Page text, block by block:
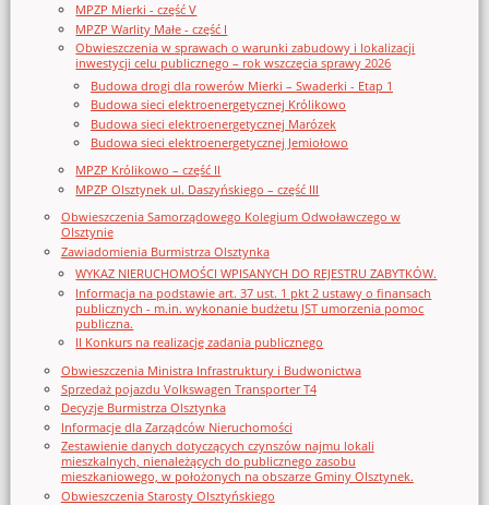
MPZP Mierki - część V
MPZP Warlity Małe - część I
Obwieszczenia w sprawach o warunki zabudowy i lokalizacji
inwestycji celu publicznego – rok wszczęcia sprawy 2026
Budowa drogi dla rowerów Mierki – Swaderki - Etap 1
Budowa sieci elektroenergetycznej Królikowo
Budowa sieci elektroenergetycznej Marózek
Budowa sieci elektroenergetycznej Jemiołowo
MPZP Królikowo – część II
MPZP Olsztynek ul. Daszyńskiego – część III
Obwieszczenia Samorządowego Kolegium Odwoławczego w
Olsztynie
Zawiadomienia Burmistrza Olsztynka
WYKAZ NIERUCHOMOŚCI WPISANYCH DO REJESTRU ZABYTKÓW.
Informacja na podstawie art. 37 ust. 1 pkt 2 ustawy o finansach
publicznych - m.in. wykonanie budżetu JST umorzenia pomoc
publiczna.
II Konkurs na realizację zadania publicznego
Obwieszczenia Ministra Infrastruktury i Budwonictwa
Sprzedaż pojazdu Volkswagen Transporter T4
Decyzje Burmistrza Olsztynka
Informacje dla Zarządców Nieruchomości
Zestawienie danych dotyczących czynszów najmu lokali
mieszkalnych, nienależących do publicznego zasobu
mieszkaniowego, w położonych na obszarze Gminy Olsztynek.
Obwieszczenia Starosty Olsztyńskiego